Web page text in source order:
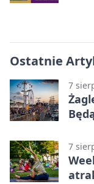
Ostatnie
7
7